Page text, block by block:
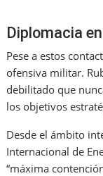
Diplomacia
Pese a estos
ofensiva militar.
debilitado que
los objetivos
Desde el ámbito
Internacional de
“máxima